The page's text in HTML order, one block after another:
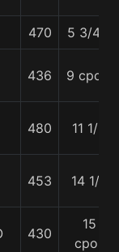
470 5 3/4 c
436 9 cpos.
480 11 1/2
453 14 1/2
430
15
cpos